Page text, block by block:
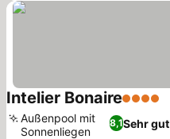
Intelier Bonaire4 Sterne
8,1Sehr gut
Außenpool mit
Sonnenliegen